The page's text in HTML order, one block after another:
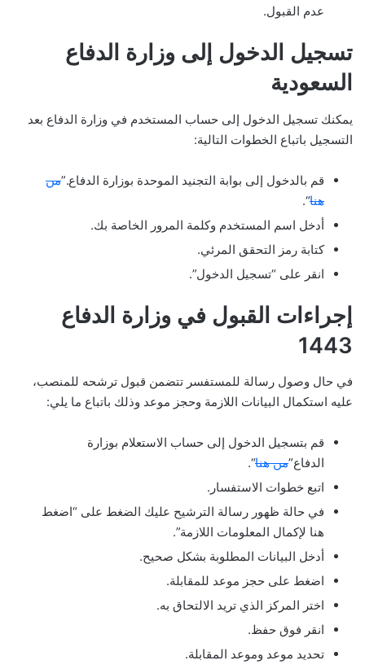
عدم القبول.
تسجيل الدخول إلى وزارة الدفاع
السعودية
يمكنك تسجيل الدخول إلى حساب المستخدم في وزارة الدفاع بعد
التسجيل باتباع الخطوات التالية:
قم بالدخول إلى بوابة التجنيد الموحدة بوزارة الدفاع.”من
هنا“.
أدخل اسم المستخدم وكلمة المرور الخاصة بك.
كتابة رمز التحقق المرئي.
انقر على “تسجيل الدخول”.
إجراءات القبول في وزارة الدفاع
1443
في حال وصول رسالة للمستفسر تتضمن قبول ترشحه للمنصب،
عليه استكمال البيانات اللازمة وحجز موعد وذلك باتباع ما يلي:
قم بتسجيل الدخول إلى حساب الاستعلام بوزارة
الدفاع”من هنا“.
اتبع خطوات الاستفسار.
في حالة ظهور رسالة الترشيح عليك الضغط على “اضغط
هنا لإكمال المعلومات اللازمة”.
أدخل البيانات المطلوبة بشكل صحيح.
اضغط على حجز موعد للمقابلة.
اختر المركز الذي تريد الالتحاق به.
انقر فوق حفظ.
تحديد موعد وموعد المقابلة.